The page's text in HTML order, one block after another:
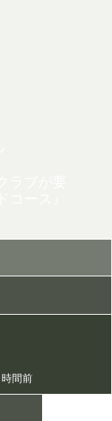
間前